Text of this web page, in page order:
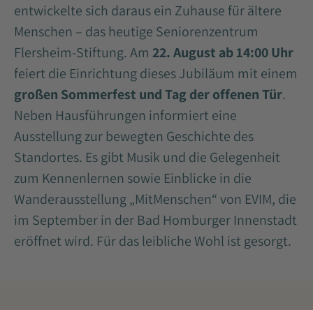
entwickelte sich daraus ein Zuhause für ältere
Menschen – das heutige Seniorenzentrum
Flersheim-Stiftung. Am 22. August ab 14:00 Uhr
feiert die Einrichtung dieses Jubiläum mit einem
großen Sommerfest und Tag der offenen Tür.
Neben Hausführungen informiert eine
Ausstellung zur bewegten Geschichte des
Standortes. Es gibt Musik und die Gelegenheit
zum Kennenlernen sowie Einblicke in die
Wanderausstellung „MitMenschen“ von EVIM, die
im September in der Bad Homburger Innenstadt
eröffnet wird. Für das leibliche Wohl ist gesorgt.